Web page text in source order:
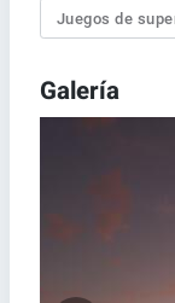
Juegos de
Galería